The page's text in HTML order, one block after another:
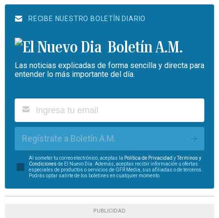
RECIBE NUESTRO BOLETÍN DIARIO
Boletín A.M.
Las noticias explicadas de forma sencilla y directa para
entender lo más importante del día.
Regístrate a Boletín A.M.
Al someter tu correo electrónico, aceptas la Política de Privacidad yTérminos y
Condiciones de El Nuevo Día. Además, aceptas recibir información u ofertas
especiales de productos o servicios de GFR Media, sus afiliadas o de terceros.
Podrás optar salirte de los boletines en cualquier momento.
PUBLICIDAD